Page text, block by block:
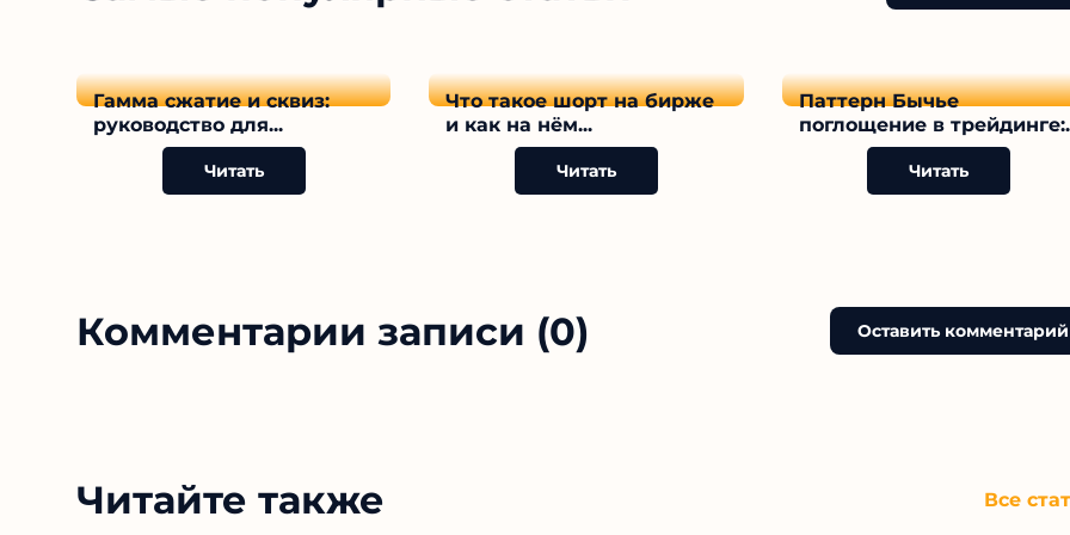
Гамма сжатие и сквиз:
руководство для...
Читать
Что такое шорт на бирже
и как на нём...
Читать
Паттерн Бычье
поглощение в
Читать
Комментарии записи (0) Оставить комментарий
Читайте также Все